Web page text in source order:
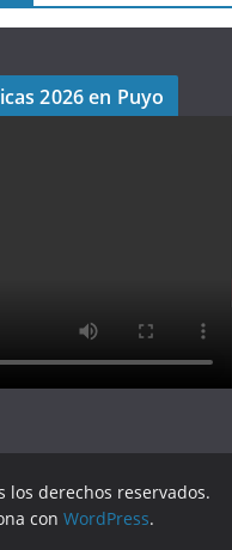
2026 en Puyo
los derechos reservados.
con WordPress.